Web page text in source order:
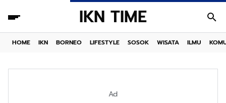
IKN TIME
HOME IKN BORNEO LIFESTYLE SOSOK WISATA ILMU
Ad